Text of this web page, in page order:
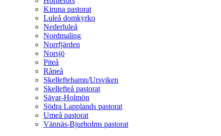
Kiruna pastorat
Luleå domkyrko
Nederluleå
Nordmaling
Norrfjärden
Norsjö
Piteå
Råneå
Skelleftehamn/Ursviken
Skellefteå pastorat
Sävar-Holmön
Södra Lapplands pastorat
Umeå pastorat
Vännäs-Bjurholms pastorat